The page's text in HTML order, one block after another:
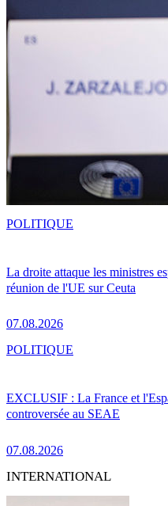
La droite attaque les ministres
réunion de l'UE sur Ceuta
07.08.2026
POLITIQUE
EXCLUSIF : La France et
controversée au SEAE
07.08.2026
POLITIQUE
INTERNATIONAL